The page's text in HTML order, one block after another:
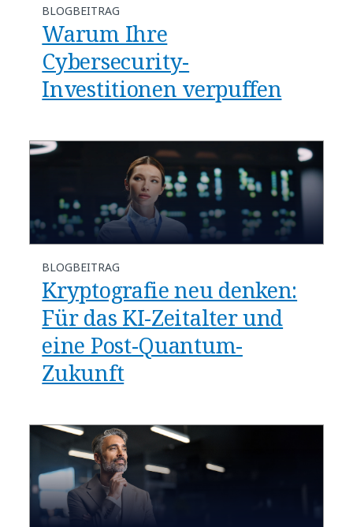
BLOGBEITRAG
Warum Ihre
Cybersecurity-
Investitionen verpuffen
BLOGBEITRAG
Kryptografie neu denken:
Für das KI-Zeitalter und
eine Post-Quantum-
Zukunft